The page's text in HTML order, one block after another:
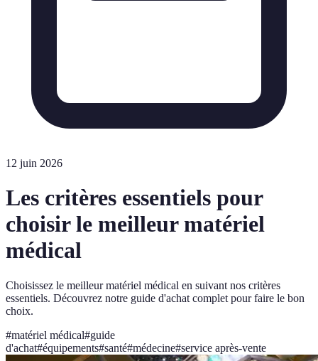
12 juin 2026
Les critères essentiels pour
choisir le meilleur matériel
médical
Choisissez le meilleur matériel médical en suivant nos critères
essentiels. Découvrez notre guide d'achat complet pour faire le bon
choix.
#matériel médical#guide
d'achat#équipements#santé#médecine#service après-vente